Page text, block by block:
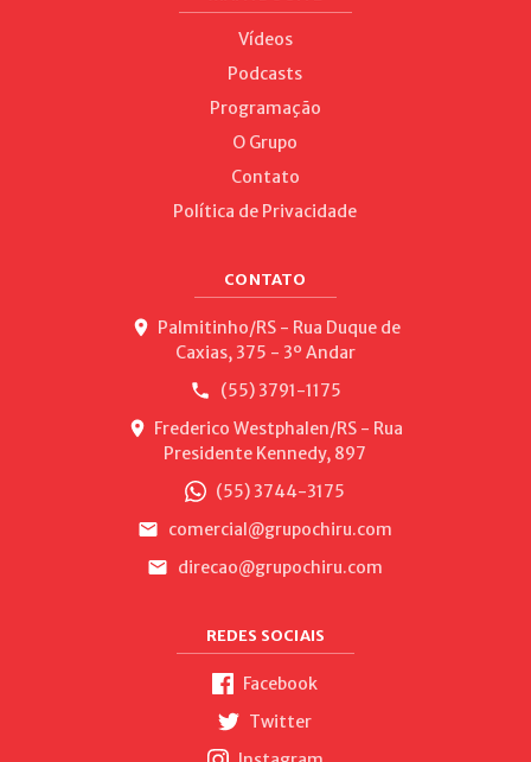
Vídeos
Podcasts
Programação
O Grupo
Contato
Política de Privacidade
CONTATO
Palmitinho/RS - Rua Duque de
Caxias, 375 - 3º Andar
(55) 3791-1175
Frederico Westphalen/RS - Rua
Presidente Kennedy, 897
(55) 3744-3175
comercial@grupochiru.com
direcao@grupochiru.com
REDES SOCIAIS
Facebook
Twitter